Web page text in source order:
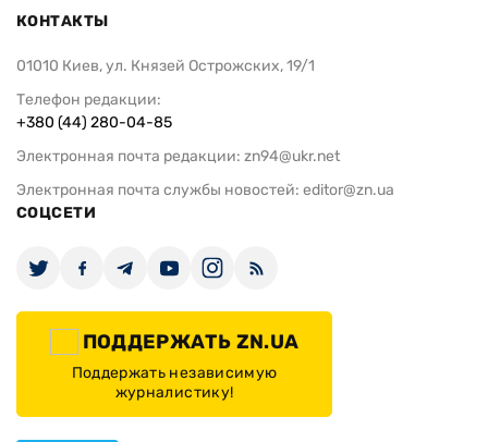
КОНТАКТЫ
01010 Киев, ул. Князей Острожских, 19/1
Телефон редакции:
+380 (44) 280-04-85
Электронная почта редакции: zn94@ukr.net
Электронная почта службы новостей: editor@zn.ua
СОЦСЕТИ
ПОДДЕРЖАТЬ ZN.UA
Поддержать независимую
журналистику!